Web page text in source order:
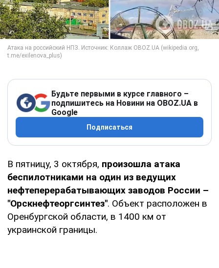
Будьте первыми в курсе главного –
подпишитесь на Новини на OBOZ.UA в
Google
Подписаться
В пятницу, 3 октября, произошла атака
беспилотниками на один из ведущих
нефтеперерабатывающих заводов России –
"Орскнефтеоргсинтез". Объект расположен в
Оренбургской области, в 1400 км от
украинской границы.